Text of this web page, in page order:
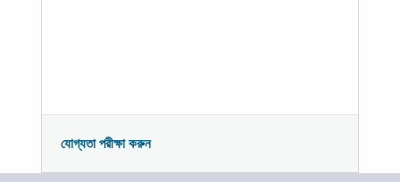
যোগ্যতা পরীক্ষা করুন